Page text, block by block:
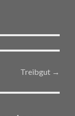
Treibgut →